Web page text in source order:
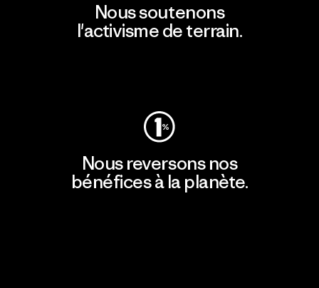
Nous soutenons
l'activisme de terrain.
Nous reversons nos
bénéfices à la planète.